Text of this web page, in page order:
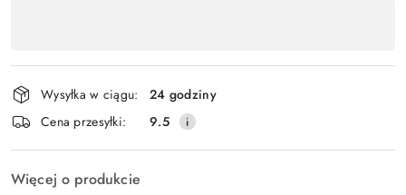
płatność
i
dostawa
Wysyłka w ciągu:
24 godziny
Cena przesyłki:
9.5
Więcej o produkcie